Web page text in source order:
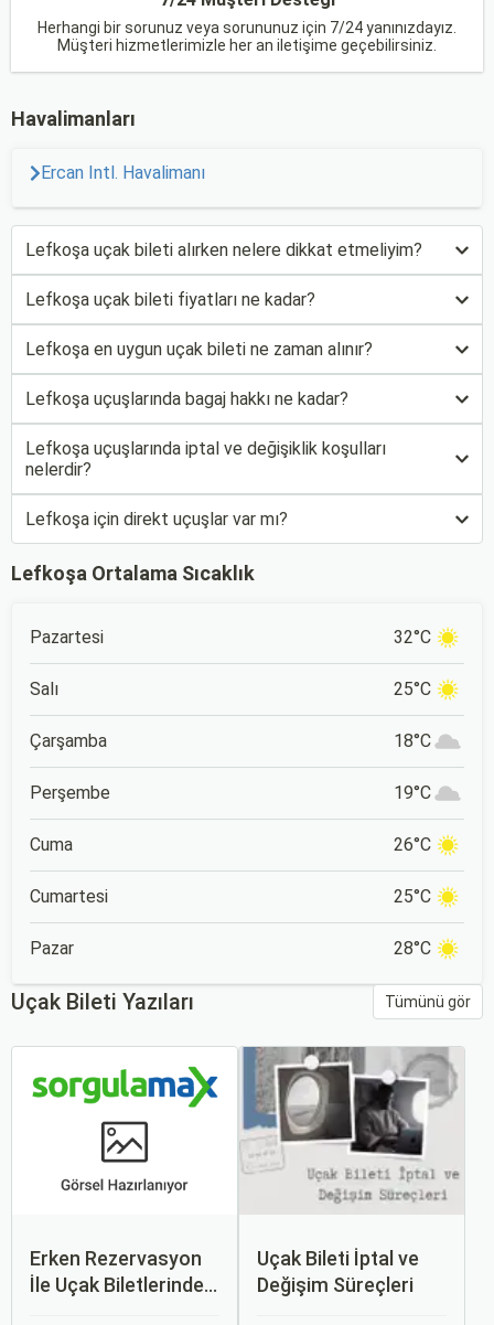
Herhangi bir sorunuz veya sorununuz için 7/24 yanınızdayız.
Müşteri hizmetlerimizle her an iletişime geçebilirsiniz.
Havalimanları
Ercan Intl. Havalimanı
Lefkoşa uçak bileti alırken nelere dikkat etmeliyim?
Lefkoşa uçak bileti fiyatları ne kadar?
Lefkoşa en uygun uçak bileti ne zaman alınır?
Lefkoşa uçuşlarında bagaj hakkı ne kadar?
Lefkoşa uçuşlarında iptal ve değişiklik koşulları
nelerdir?
Lefkoşa için direkt uçuşlar var mı?
Lefkoşa Ortalama Sıcaklık
Pazartesi 32°C
Salı 25°C
Çarşamba 18°C
Perşembe 19°C
Cuma 26°C
Cumartesi 25°C
Pazar 28°C
Uçak Bileti Yazıları Tümünü gör
Erken Rezervasyon
İle Uçak Biletlerinde
Uçak Bileti İptal ve
Değişim Süreçleri